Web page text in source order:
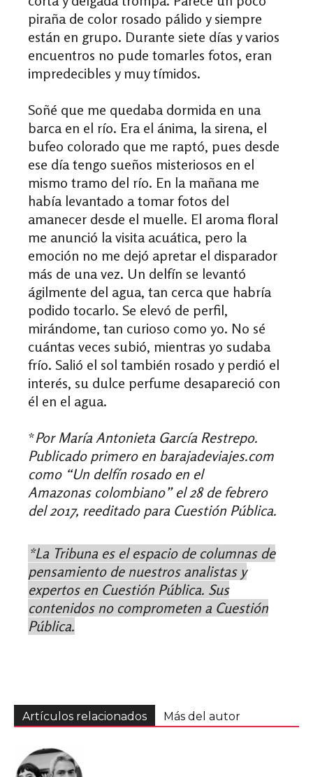
piraña de color rosado pálido y siempre
están en grupo. Durante siete días y varios
encuentros no pude tomarles fotos, eran
impredecibles y muy tímidos.
Soñé que me quedaba dormida en una
barca en el río. Era el ánima, la sirena, el
bufeo colorado que me raptó, pues desde
ese día tengo sueños misteriosos en el
mismo tramo del río. En la mañana me
había levantado a tomar fotos del
amanecer desde el muelle. El aroma floral
me anunció la visita acuática, pero la
emoción no me dejó apretar el disparador
más de una vez. Un delfín se levantó
ágilmente del agua, tan cerca que habría
podido tocarlo. Se elevó de perfil,
mirándome, tan curioso como yo. No sé
cuántas veces subió, mientras yo sudaba
frío. Salió el sol también rosado y perdió el
interés, su dulce perfume desapareció con
él en el agua.
*Por María Antonieta García Restrepo.
Publicado primero en barajadeviajes.com
como “Un delfín rosado en el
Amazonas colombiano” el 28 de febrero
del 2017, reeditado para Cuestión Pública.
*La Tribuna es el espacio de columnas de
pensamiento de nuestros analistas y
expertos en Cuestión Pública. Sus
contenidos no comprometen a Cuestión
Pública.
Artículos relacionados Más del autor